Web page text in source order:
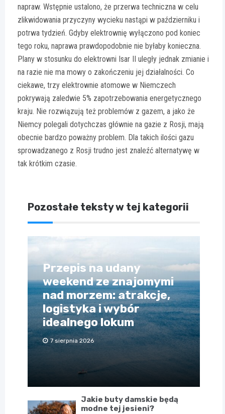
napraw. Wstępnie ustalono, że przerwa techniczna w celu
zlikwidowania przyczyny wycieku nastąpi w październiku i
potrwa tydzień. Gdyby elektrownię wyłączono pod koniec
tego roku, naprawa prawdopodobnie nie byłaby konieczna.
Plany w stosunku do elektrowni Isar II uległy jednak zmianie i
na razie nie ma mowy o zakończeniu jej działalności. Co
ciekawe, trzy elektrownie atomowe w Niemczech
pokrywają zaledwie 5% zapotrzebowania energetycznego
kraju. Nie rozwiązują też problemów z gazem, a jako że
Niemcy polegali dotychczas głównie na gazie z Rosji, mają
obecnie bardzo poważny problem. Dla takich ilości gazu
sprowadzanego z Rosji trudno jest znaleźć alternatywę w
tak krótkim czasie.
Pozostałe teksty w tej kategorii
Przepis na udany
weekend ze znajomymi
nad morzem: atrakcje,
logistyka i wybór
idealnego lokum
7 sierpnia 2026
Jakie buty damskie będą
modne tej jesieni?